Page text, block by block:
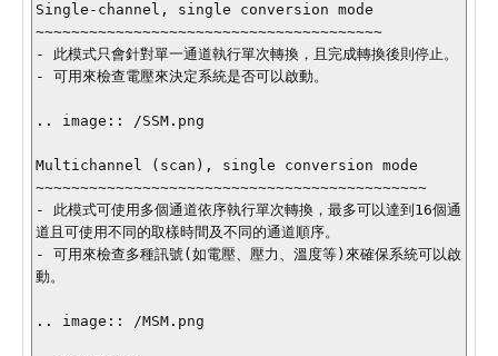
Single-channel, single conversion mode
~~~~~~~~~~~~~~~~~~~~~~~~~~~~~~~~~~~~~~~
- 此模式只會針對單一通道執行單次轉換，且完成轉換後則停止。
- 可用來檢查電壓來決定系統是否可以啟動。
.. image:: /SSM.png
Multichannel (scan), single conversion mode
~~~~~~~~~~~~~~~~~~~~~~~~~~~~~~~~~~~~~~~~~~~~
- 此模式可使用多個通道依序執行單次轉換，最多可以達到16個通
道且可使用不同的取樣時間及不同的通道順序。
- 可用來檢查多種訊號(如電壓、壓力、溫度等)來確保系統可以啟
動。
.. image:: /MSM.png